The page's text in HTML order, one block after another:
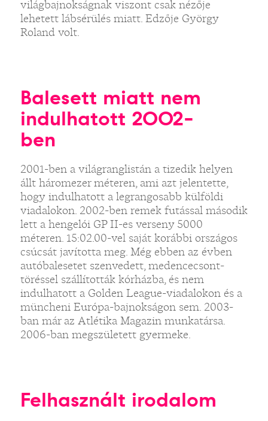
világbajnokságnak viszont csak nézője
lehetett lábsérülés miatt. Edzője György
Roland volt.
Balesett miatt nem
indulhatott 2002-
ben
2001-ben a világranglistán a tizedik helyen
állt háromezer méteren, ami azt jelentette,
hogy indulhatott a legrangosabb külföldi
viadalokon. 2002-ben remek futással második
lett a hengelói GP II-es verseny 5000
méteren. 15:02.00-vel saját korábbi országos
csúcsát javította meg. Még ebben az évben
autóbalesetet szenvedett, medencecsont-
töréssel szállították kórházba, és nem
indulhatott a Golden League-viadalokon és a
müncheni Európa-bajnokságon sem. 2003-
ban már az Atlétika Magazin munkatársa.
2006-ban megszületett gyermeke.
Felhasznált irodalom